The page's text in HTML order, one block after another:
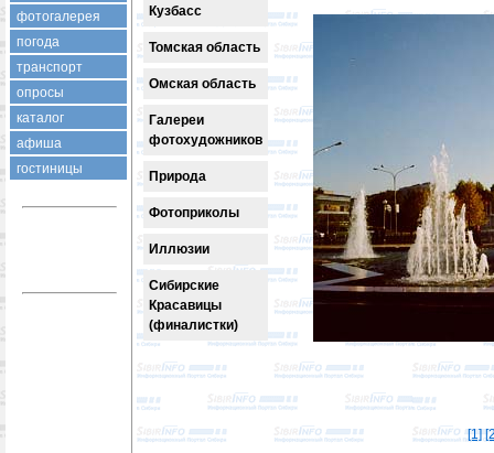
фотогалерея
погода
транспорт
опросы
каталог
афиша
гостиницы
Кузбасс
Томская область
Омская область
Галереи
фотохудожников
Природа
Фотоприколы
Иллюзии
Сибирские
Красавицы
(финалистки)
[1]